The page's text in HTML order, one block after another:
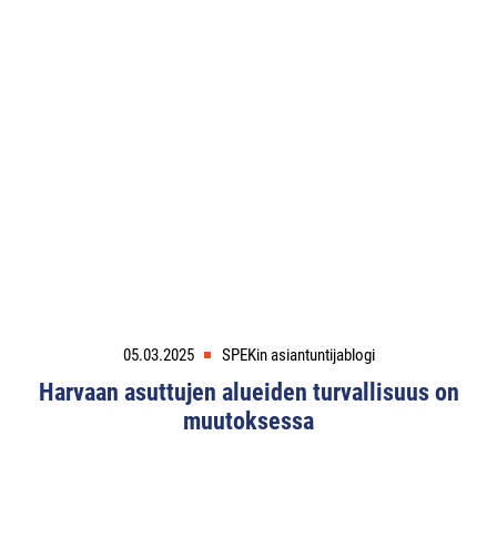
05.03.2025 SPEKin asiantuntijablogi
Harvaan asuttujen alueiden turvallisuus on
muutoksessa